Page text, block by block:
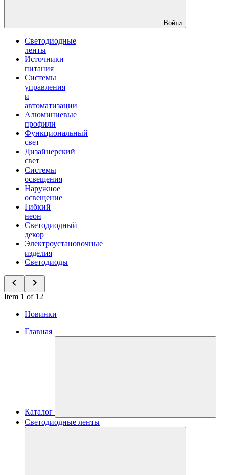
Войти
Светодиодные
ленты
Источники
питания
Системы
управления
и
автоматизации
Алюминиевые
профили
Функциональный
свет
Дизайнерский
свет
Системы
освещения
Наружное
освещение
Гибкий
неон
Светодиодный
декор
Электроустановочные
изделия
Светодиоды
Item 1 of 12
Новинки
Главная
Каталог
Светодиодные ленты